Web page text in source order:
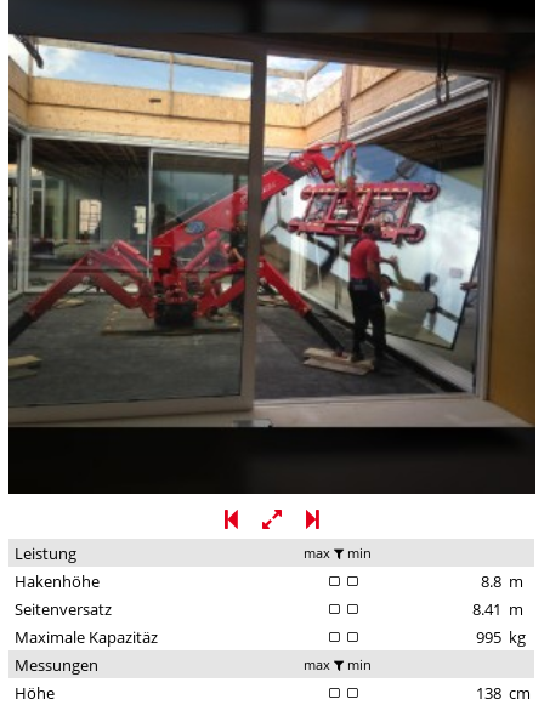
Leistung max min
Hakenhöhe 8.8 m
Seitenversatz
8.41 m
Maximale Kapazitäz
995 kg
Messungen
max min
Höhe 138 cm